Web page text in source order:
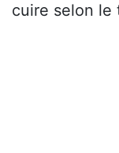
cuire selon le